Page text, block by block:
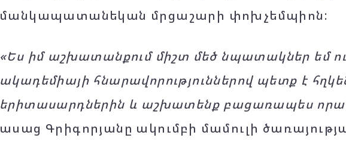
մանկապատանեկան մրցաշարի փոխչեմպիոն:
«Ես իմ աշխատանքում միշտ մեծ նպատակներ եմ
ակադեմիայի հնարավորություններով պետք է
երիտասարդներին և աշխատենք բացառապես
ասաց Գրիգորյանը ակումբի մամուլի